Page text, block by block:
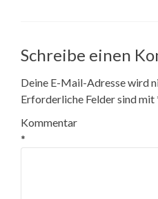
Schreibe einen
Deine E-Mail-Adresse wird
Erforderliche Felder sind mit
Kommentar
*